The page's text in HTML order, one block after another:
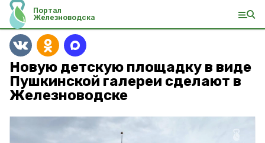
Портал
Железноводска
Новую детскую площадку в виде
Пушкинской галереи сделают в
Железноводске